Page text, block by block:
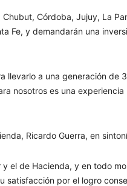
Córdoba, Jujuy, La
Fe, y demandarán una
llevarlo a una generación de
nosotros es una
Ricardo Guerra, en
el de Hacienda, y en todo
satisfacción por el logro